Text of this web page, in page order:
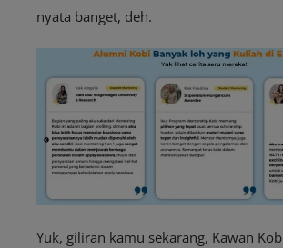
nyata banget, deh.
Yuk, giliran kamu sekarang, Kawan